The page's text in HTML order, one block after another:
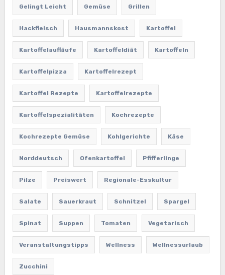
Gelingt Leicht Gemüse Grillen
Hackfleisch Hausmannskost Kartoffel
Kartoffelaufläufe Kartoffeldiät Kartoffeln
Kartoffelpizza Kartoffelrezept
Kartoffel Rezepte Kartoffelrezepte
Kartoffelspezialitäten Kochrezepte
Kochrezepte Gemüse Kohlgerichte Käse
Norddeutsch Ofenkartoffel Pfifferlinge
Pilze Preiswert Regionale-Esskultur
Salate Sauerkraut Schnitzel Spargel
Spinat Suppen Tomaten Vegetarisch
Veranstaltungstipps Wellness Wellnessurlaub
Zucchini